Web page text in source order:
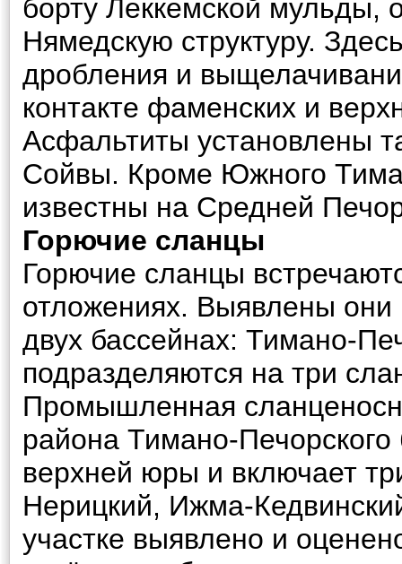
борту Леккемской мульды,
Нямедскую структуру.
дробления и
контакте фаменских и
Асфальтиты установлены
Сойвы. Кроме Южного
известны на Средней
Горючие сланцы
Горючие сланцы
отложениях. Выявлены они
двух бассейнах: Тимано-
подразделяются на три
Промышленная
района Тимано-
верхней юры и включает
Нерицкий, Ижма-
участке выявлено и